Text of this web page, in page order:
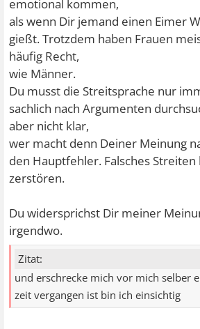
emotional kommen,
als wenn Dir jemand einen Eimer
gießt. Trotzdem haben Frauen
häufig Recht,
wie Männer.
Du musst die Streitsprache nur
sachlich nach Argumenten
aber nicht klar,
wer macht denn Deiner Meinung
den Hauptfehler. Falsches
zerstören.
Du widersprichst Dir meiner
irgendwo.
Zitat:
und erschrecke mich vor mich selber
zeit vergangen ist bin ich einsichtig